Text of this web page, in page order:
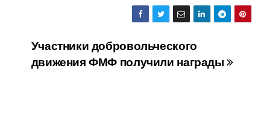
Участники добровольческого
движения ФМФ получили награды